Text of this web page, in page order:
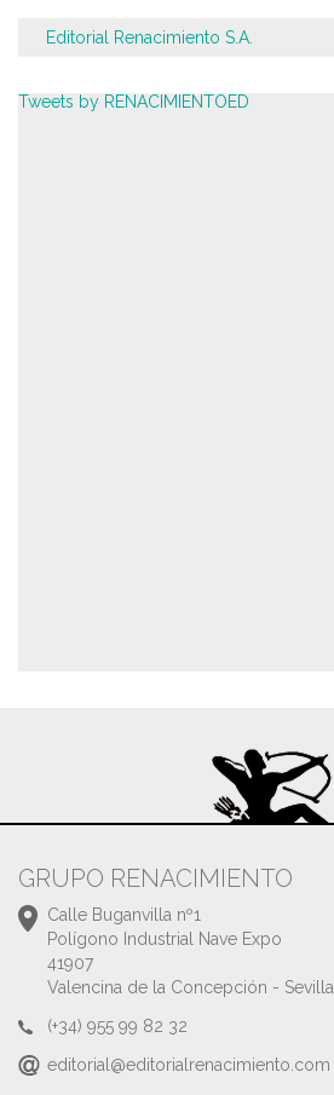
Editorial Renacimiento S.A.
Tweets by RENACIMIENTOED
GRUPO RENACIMIENTO
Calle Buganvilla nº1
Polígono Industrial Nave Expo
41907
Valencina de la Concepción - Sevilla
(+34) 955 99 82 32
editorial@editorialrenacimiento.com